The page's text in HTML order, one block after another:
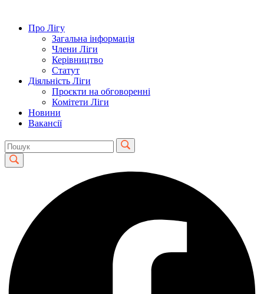
Про Лігу
Загальна інформація
Члени Ліги
Керівництво
Статут
Діяльність Ліги
Проєкти на обговоренні
Комітети Ліги
Новини
Вакансії